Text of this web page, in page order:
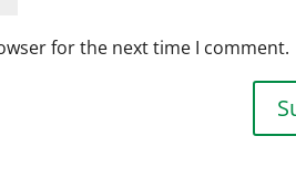
for the next time I comment.